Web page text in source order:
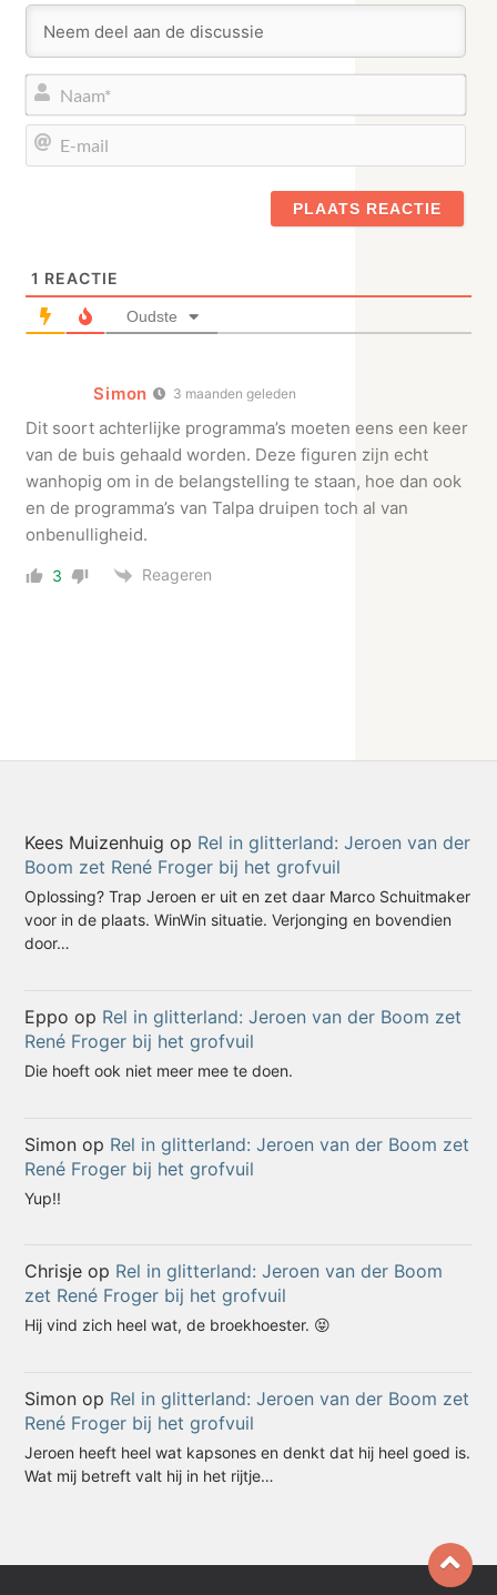
1 REACTIE
Oudste
Simon 3 maanden geleden
Dit soort achterlijke programma’s moeten eens een keer
van de buis gehaald worden. Deze figuren zijn echt
wanhopig om in de belangstelling te staan, hoe dan ook
en de programma’s van Talpa druipen toch al van
onbenulligheid.
3 Reageren
Kees Muizenhuig op Rel in glitterland: Jeroen van der
Boom zet René Froger bij het grofvuil
Oplossing? Trap Jeroen er uit en zet daar Marco Schuitmaker
voor in de plaats. WinWin situatie. Verjonging en bovendien
door…
Eppo op Rel in glitterland: Jeroen van der Boom zet
René Froger bij het grofvuil
Die hoeft ook niet meer mee te doen.
Simon op Rel in glitterland: Jeroen van der Boom zet
René Froger bij het grofvuil
Yup!!
Chrisje op Rel in glitterland: Jeroen van der Boom
zet René Froger bij het grofvuil
Hij vind zich heel wat, de broekhoester. 😝
Simon op Rel in glitterland: Jeroen van der Boom zet
René Froger bij het grofvuil
Jeroen heeft heel wat kapsones en denkt dat hij heel goed is.
Wat mij betreft valt hij in het rijtje…